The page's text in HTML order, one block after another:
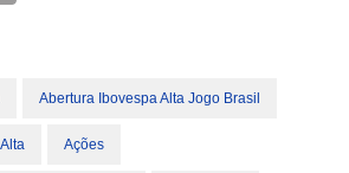
Abertura Ibovespa Alta Jogo Brasil
Ações